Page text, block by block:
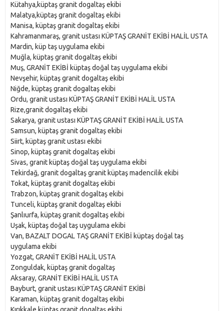
Kütahya,küptaş granit dogaltaş ekibi
Malatya,küptaş granit dogaltaş ekibi
Manisa, küptaş granit dogaltaş ekibi
Kahramanmaraş, granit ustası KÜPTAŞ GRANİT EKİBİ HALİL USTA
Mardin, küp taş uygulama ekibi
Muğla, küptaş granit dogaltaş ekibi
Muş, GRANİT EKİBİ küptaş doğal taş uygulama ekibi
Nevşehir, küptaş granit dogaltaş ekibi
Niğde, küptaş granit dogaltaş ekibi
Ordu, granit ustası KÜPTAŞ GRANİT EKİBİ HALİL USTA
Rize,granit dogaltaş ekibi
Sakarya, granit ustası KÜPTAŞ GRANİT EKİBİ HALİL USTA
Samsun, küptaş granit dogaltaş ekibi
Siirt, küptaş granit ustası ekibi
Sinop, küptaş granit dogaltaş ekibi
Sivas, granit küptaş doğal taş uygulama ekibi
Tekirdağ, granit dogaltaş granit küptaş madencilik ekibi
Tokat, küptaş granit dogaltaş ekibi
Trabzon, küptaş granit dogaltaş ekibi
Tunceli, küptaş granit dogaltaş ekibi
Şanlıurfa, küptaş granit dogaltaş ekibi
Uşak, küptaş doğal taş uygulama ekibi
Van, BAZALT DOGAL TAŞ GRANİT EKİBİ küptaş doğal taş
uygulama ekibi
Yozgat, GRANİT EKİBİ HALİL USTA
Zonguldak, küptaş granit dogaltaş
Aksaray, GRANİT EKİBİ HALİL USTA
Bayburt, granit ustası KÜPTAŞ GRANİT EKİBİ
Karaman, küptaş granit dogaltaş ekibi